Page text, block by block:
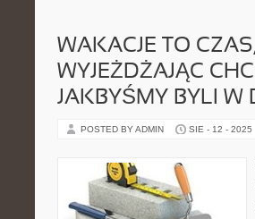
WAKACJE TO
WYJEŻDŻAJĄC
JAKBYŚMY BYLI W
POSTED BY ADMIN SIE - 12 - 2025